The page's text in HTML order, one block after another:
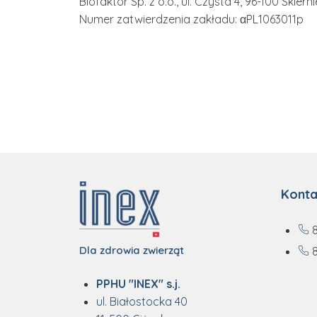
Numer zatwierdzenia zakładu: αPL1063011p
Dla zdrowia zwierząt
PPHU "INEX" s.j.
ul. Białostocka 40